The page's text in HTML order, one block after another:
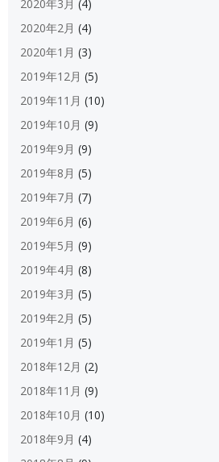
2020年3月 (4)
2020年2月 (4)
2020年1月 (3)
2019年12月 (5)
2019年11月 (10)
2019年10月 (9)
2019年9月 (9)
2019年8月 (5)
2019年7月 (7)
2019年6月 (6)
2019年5月 (9)
2019年4月 (8)
2019年3月 (5)
2019年2月 (5)
2019年1月 (5)
2018年12月 (2)
2018年11月 (9)
2018年10月 (10)
2018年9月 (4)